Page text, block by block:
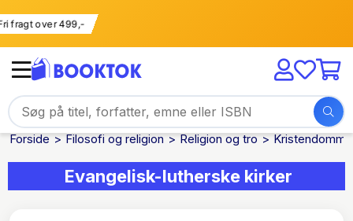
Fri fragt over 499,-
Forside Filosofi og religion Religion og tro
Evangelisk-lutherske kirker